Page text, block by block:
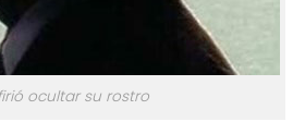
ocultar su rostro